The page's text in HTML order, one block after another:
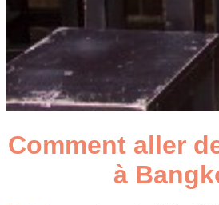
Comment aller
à